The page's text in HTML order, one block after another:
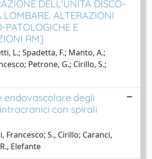
DELL'UNITA DISCO-
LOMBARE. ALTERAZIONI
PATOLOGICHE E
RM]
L.; Spadetta, F.; Manto, A.;
Petrone, G.; Cirillo, S.;
endovascolare degli
con spirali
Francesco; S., Cirillo; Caranci,
Elefante